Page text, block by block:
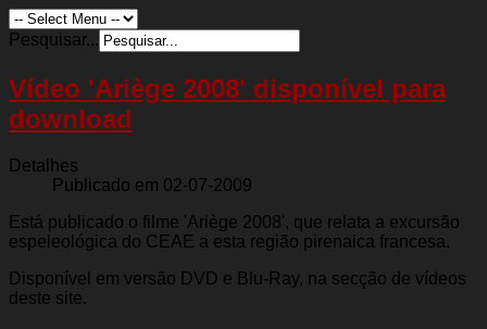
Pesquisar...
Vídeo 'Ariège 2008' disponível para
download
Detalhes
Publicado em 02-07-2009
Está publicado o filme 'Ariège 2008', que relata a excursão
espeleológica do CEAE a esta região pirenaica francesa.
Disponível em versão DVD e Blu-Ray, na secção de vídeos
deste site.